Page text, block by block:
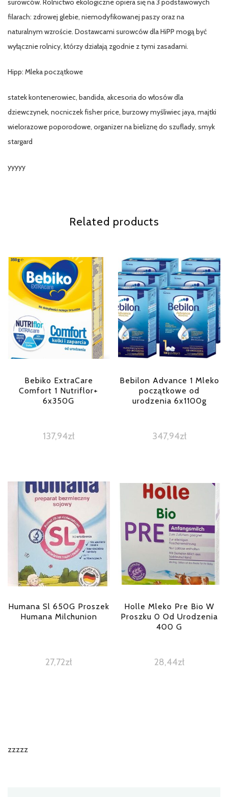
surowców. Rolnictwo ekologiczne opiera się na 3 podstawowych
filarach: zdrowej glebie, niemodyfikowanej paszy oraz na
naturalnym wzroście. Dostawcami surowców dla HiPP mogą być
wyłącznie rolnicy, którzy działają zgodnie z tymi zasadami.
Hipp: Mleka początkowe
statek kontenerowiec, bandida, akcesoria do włosów dla
dziewczynek, nocniczek fisher price, burzowy myśliwiec jaya, majtki
wielorazowe poporodowe, organizer na bieliznę do szuflady, smyk
stargard
yyyyy
Related products
Bebiko ExtraCare
Comfort 1 Nutriflor+
6x350G
137,94zł
Bebilon Advance 1 Mleko
początkowe od
urodzenia 6x1100g
347,94zł
Humana Sl 650G Proszek
Humana Milchunion
27,72zł
Holle Mleko Pre Bio W
Proszku 0 Od Urodzenia
400 G
28,44zł
zzzzz